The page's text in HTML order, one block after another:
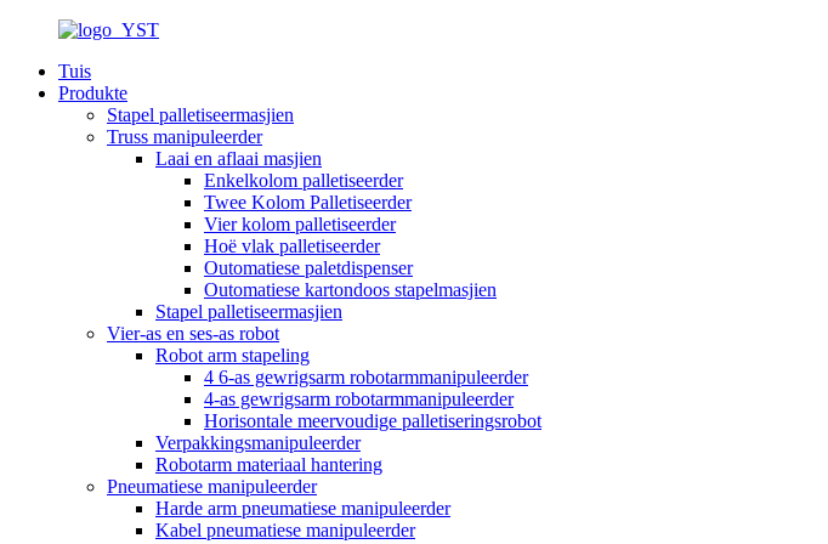
Tuis
Produkte
Stapel palletiseermasjien
Truss manipuleerder
Laai en aflaai masjien
Enkelkolom palletiseerder
Twee Kolom Palletiseerder
Vier kolom palletiseerder
Hoë vlak palletiseerder
Outomatiese paletdispenser
Outomatiese kartondoos stapelmasjien
Stapel palletiseermasjien
Vier-as en ses-as robot
Robot arm stapeling
4 6-as gewrigsarm robotarmmanipuleerder
4-as gewrigsarm robotarmmanipuleerder
Horisontale meervoudige palletiseringsrobot
Verpakkingsmanipuleerder
Robotarm materiaal hantering
Pneumatiese manipuleerder
Harde arm pneumatiese manipuleerder
Kabel pneumatiese manipuleerder